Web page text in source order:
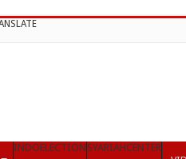
INDOELECTION SYARIAHCENTER